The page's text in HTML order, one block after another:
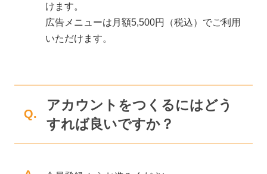
けます。
広告メニューは月額5,500円（税込）でご利用
いただけます。
Q.
アカウントをつくるにはどう
すれば良いですか？